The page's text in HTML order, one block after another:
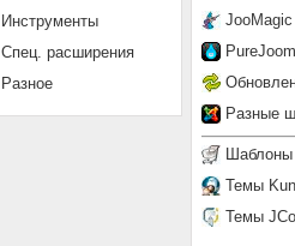
JooMagic
Разные
Шаблоны
Темы
Темы
Инструменты
Спец. расширения
Разное